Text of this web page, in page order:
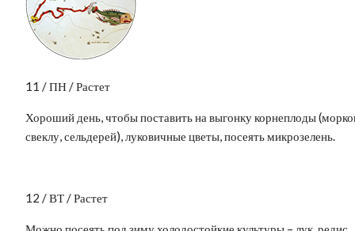
11 / ПН / Растет
Хороший день, чтобы поставить на выгонку корнеплоды
свеклу, сельдерей), луковичные цветы, посеять микрозелень.
12 / ВТ / Растет